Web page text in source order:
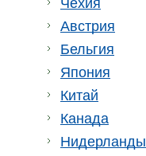
Чехия
Австрия
Бельгия
Япония
Китай
Канада
Нидерланды